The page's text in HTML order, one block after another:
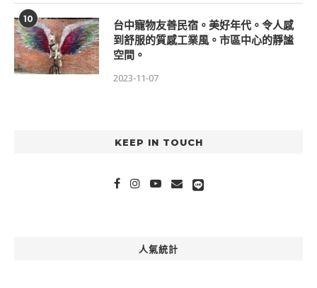
10
台中寵物友善民宿。美好年代。令人感
到舒服的質感工業風。市區中心的靜謐
空間。
2023-11-07
KEEP IN TOUCH
人氣統計